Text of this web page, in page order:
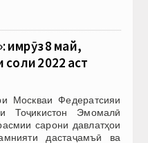
8 май,
2022 аст
Москваи Федератсияи
Тоҷикистон Эмомалӣ
сарони давлатҳои
дастаҷамъӣ ва